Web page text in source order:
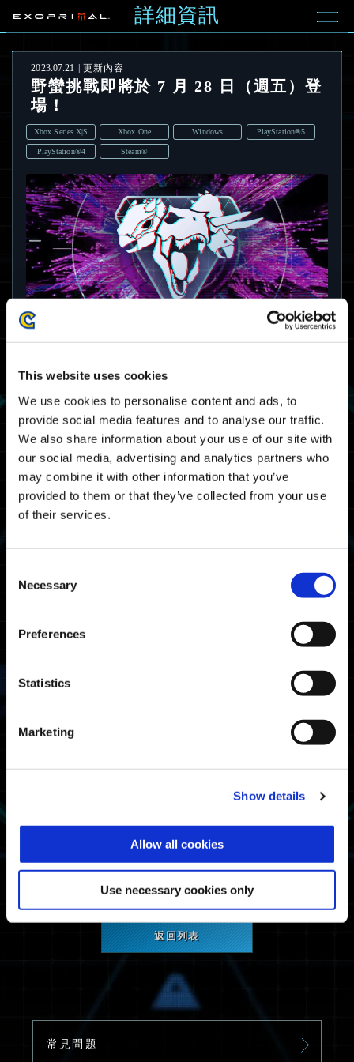
This website uses cookies
We use cookies to personalise content and ads, to
provide social media features and to analyse our traffic.
We also share information about your use of our site with
our social media, advertising and analytics partners who
may combine it with other information that you’ve
provided to them or that they’ve collected from your use
of their services.
Selection
Necessary
Preferences
Statistics
Marketing
Show details
Allow all cookies
Use necessary cookies only
詳細資訊
2023.07.21 更新內容
野蠻挑戰即將於 7 月 28 日（週五）登
場！
Xbox Series X|S Xbox One Windows PlayStation®5
PlayStation®4 Steam®
式中排除萬難。在時限內完成這項任務，證明你是
優秀的攻裝戰士。
每個野蠻挑戰事件中的任務目標都有固定的時限。
因此，請反覆挑戰並不斷改良你的策略，想盡辦法
以最快速度完成這項任務。全世界的玩家都會拼盡
全力以最快速度完成，而其中最優秀的攻裝戰士則
能獲得特別的獎賞。
完成主線劇情。
試煉 1（首次「野蠻挑戰」）將會在以下時段開
台北時間：7 月 28 日 11:00 AM（週五）至 8 月
我們很期待看到你在承受壓力時會有怎樣的表現。
我們模擬戰爭中見！
返回列表
常見問題